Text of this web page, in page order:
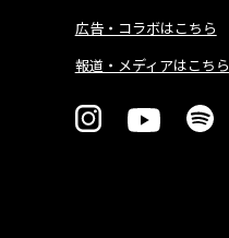
広告・コラボはこちら
報道・メディアはこちら